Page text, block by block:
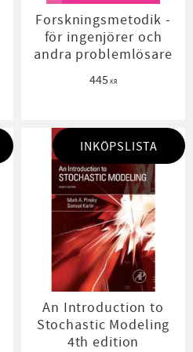
Forskningsmetodik -
för ingenjörer och
andra problemlösare
445 KR
An Introduction to
Stochastic Modeling
4th edition
INKÖPSLISTA